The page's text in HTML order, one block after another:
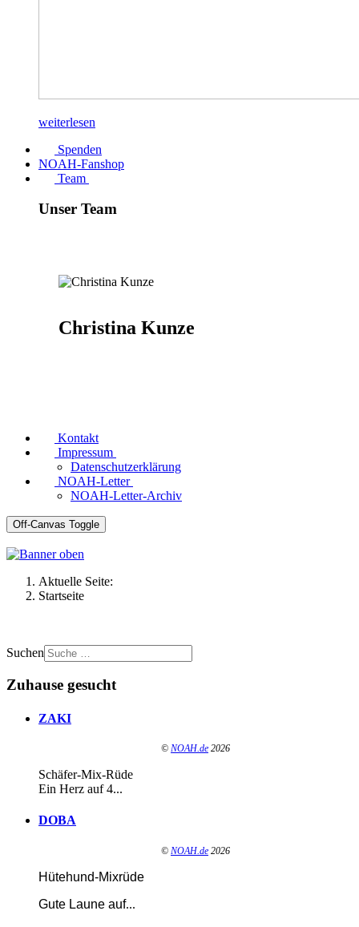
weiterlesen
Spenden
NOAH-Fanshop
Team
Unser Team
Christina Kunze
Kontakt
Impressum
Datenschutzerklärung
NOAH-Letter
NOAH-Letter-Archiv
Off-Canvas Toggle
Aktuelle Seite:
Startseite
Suchen
Zuhause gesucht
ZAKI
© NOAH.de 2026
Schäfer-Mix-Rüde
Ein Herz auf 4...
DOBA
© NOAH.de 2026
Hütehund-Mixrüde
Gute Laune auf...